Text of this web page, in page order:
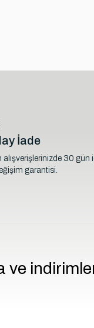
İade
alışverişlerinizde 30 gün
garantisi.
ve